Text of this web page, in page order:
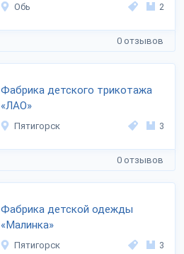
Обь 2
0 отзывов
Фабрика детского трикотажа
«ЛАО»
Пятигорск 3
0 отзывов
Фабрика детской одежды
«Малинка»
Пятигорск 3